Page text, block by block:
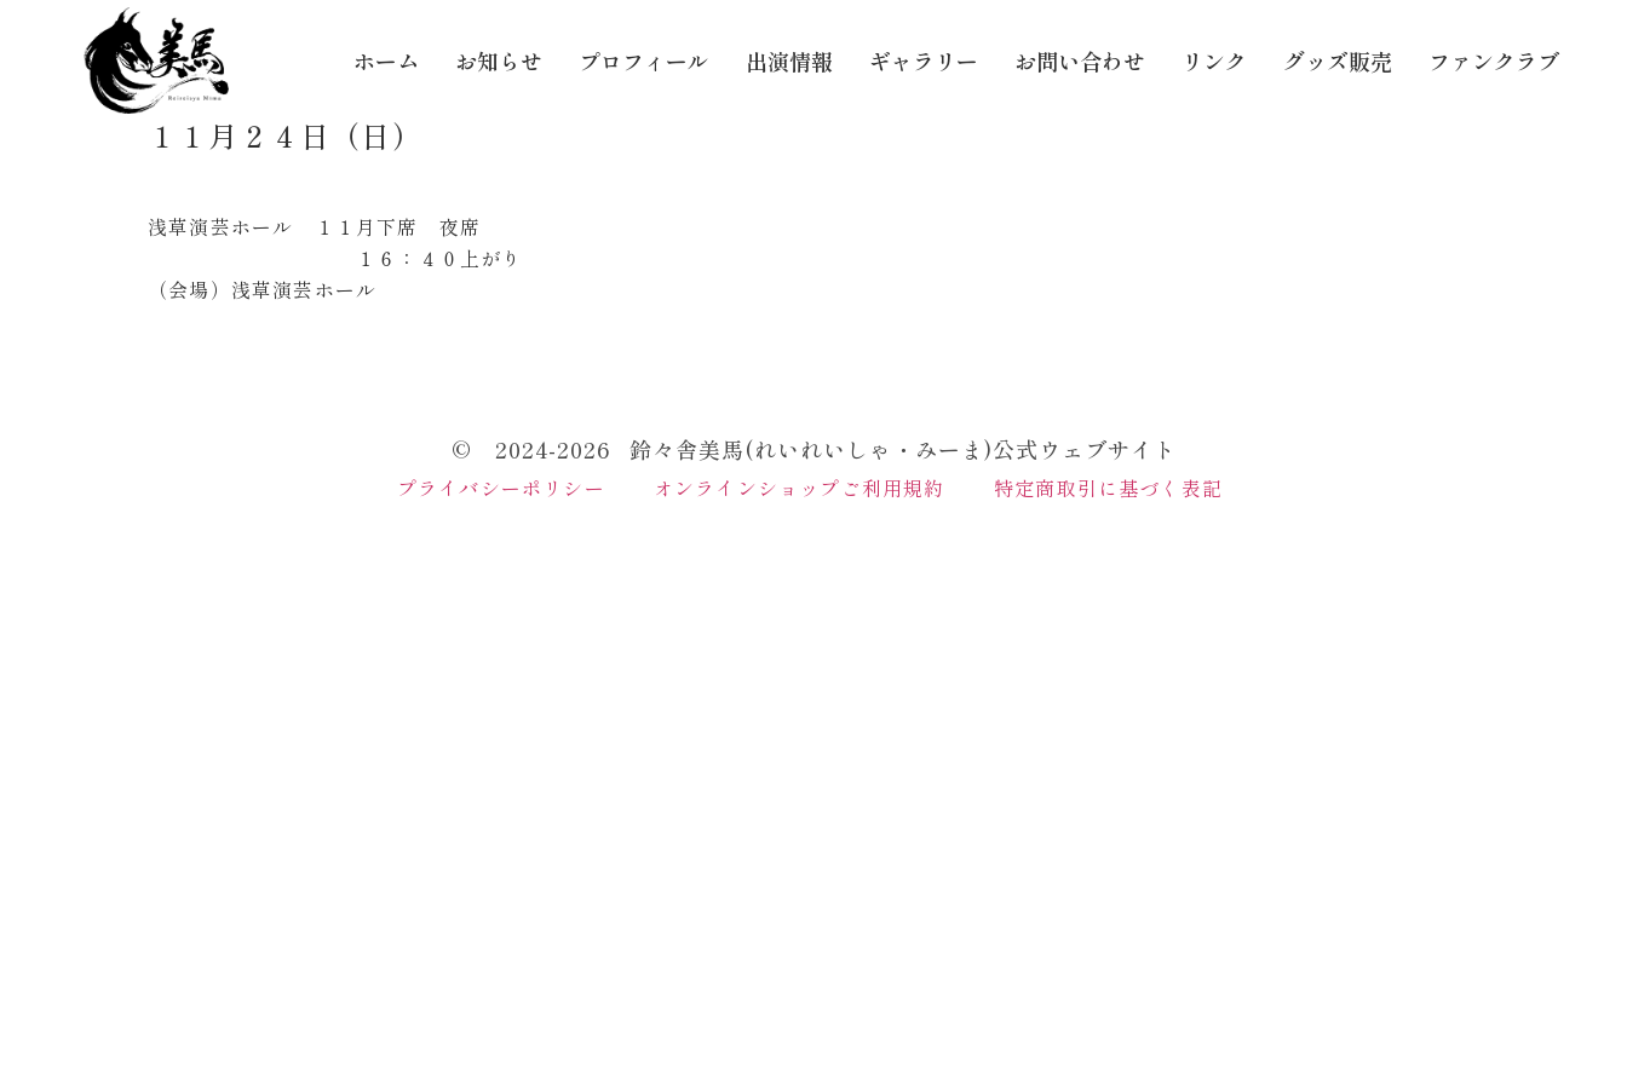
ホーム お知らせ プロフィール 出演情報 ギャラリー お問い合わせ リンク グッズ販売 ファンクラブ
１１月２４日（日）
浅草演芸ホール １１月下席 夜席
１６：４０上がり
（会場）浅草演芸ホール
© 2024-2026 鈴々舎美馬(れいれいしゃ・みーま)公式ウェブサイト
プライバシーポリシー オンラインショップご利用規約 特定商取引に基づく表記